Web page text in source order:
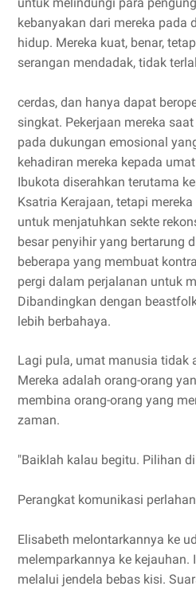
kebanyakan dari mereka pada
hidup. Mereka kuat, benar,
serangan mendadak, tidak
cerdas, dan hanya dapat
singkat. Pekerjaan mereka
pada dukungan emosional
kehadiran mereka kepada
Ibukota diserahkan terutama
Ksatria Kerajaan, tetapi
untuk menjatuhkan sekte
besar penyihir yang bertarung
beberapa yang membuat
pergi dalam perjalanan untuk
Dibandingkan dengan
lebih berbahaya.
Lagi pula, umat manusia tidak
Mereka adalah orang-orang
membina orang-orang yang
zaman.
"Baiklah kalau begitu. Pilihan
Perangkat komunikasi
Elisabeth melontarkannya ke
melemparkannya ke
melalui jendela bebas kisi.